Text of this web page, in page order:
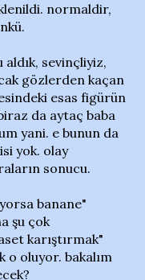
normaldir,
sevinçliyiz,
gözlerden kaçan
esas figürün
da aytaç baba
yani. e bunun da
yok. olay
sonucu.
banane"
şu çok
karıştırmak"
o oluyor. bakalım